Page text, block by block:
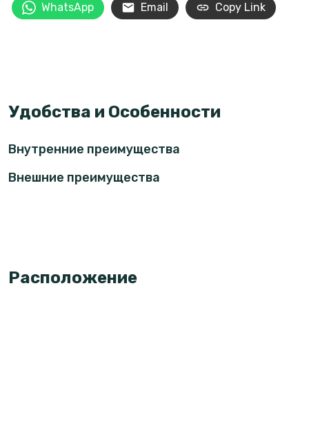
WhatsApp Email Copy Link
Удобства и Особенности
Внутренние преимущества
Внешние преимущества
Расположение